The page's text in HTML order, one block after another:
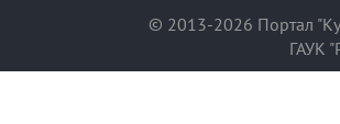
© 2013-2026 Портал
ГАУК